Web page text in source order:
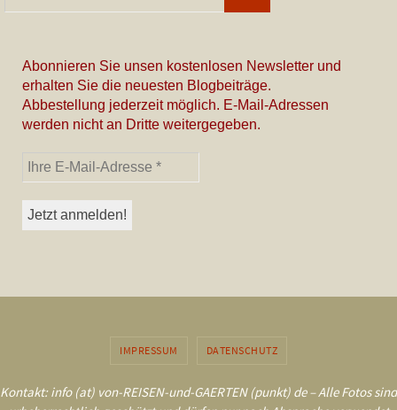
Abonnieren Sie unsen kostenlosen Newsletter und
erhalten Sie die neuesten Blogbeiträge.
Abbestellung jederzeit möglich. E-Mail-Adressen
werden nicht an Dritte weitergegeben.
IMPRESSUM DATENSCHUTZ
Kontakt: info (at) von-REISEN-und-GAERTEN (punkt) de – Alle Fotos sind